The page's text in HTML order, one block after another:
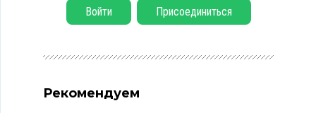
Войти Присоединиться
Рекомендуем